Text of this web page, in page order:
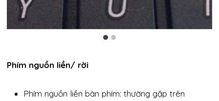
Phím nguồn liền/ rời
Phím nguồn liền bàn phím: thường gặp trên